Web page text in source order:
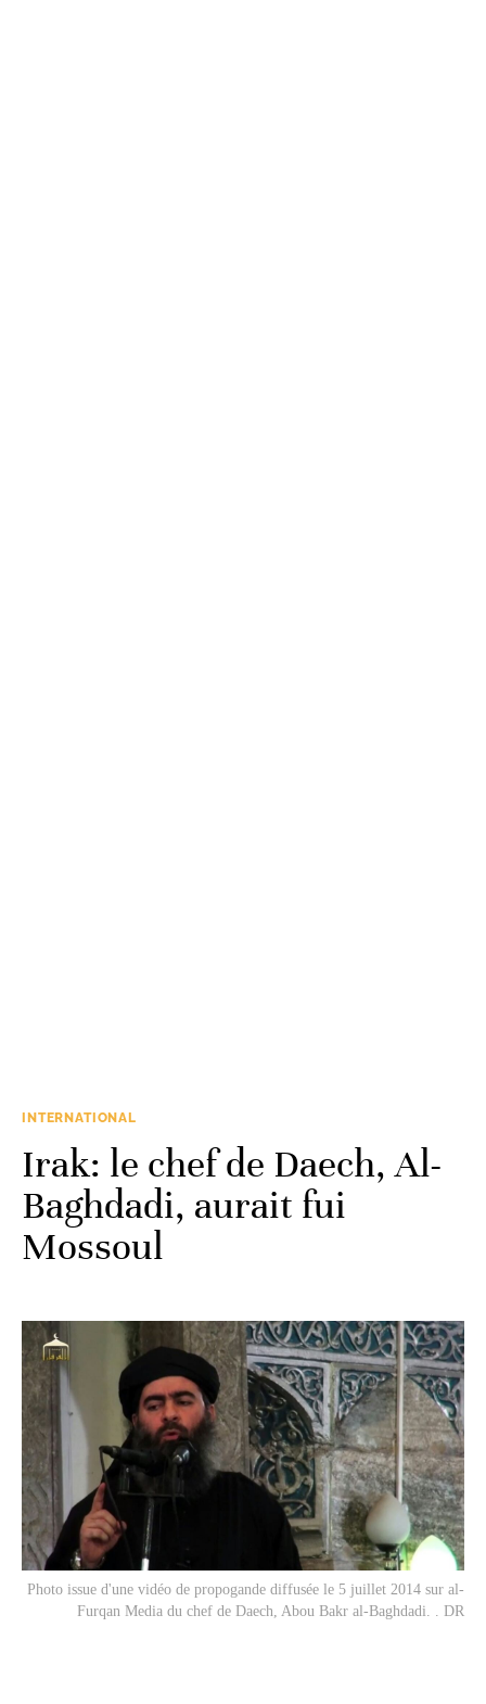
INTERNATIONAL
Irak: le chef de Daech, Al-
Baghdadi, aurait fui
Mossoul
Photo issue d'une vidéo de propogande diffusée le 5 juillet 2014 sur al-
Furqan Media du chef de Daech, Abou Bakr al-Baghdadi. . DR